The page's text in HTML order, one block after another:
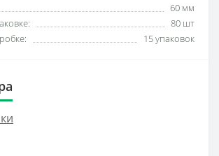
60 мм
80 шт
15 упаковок